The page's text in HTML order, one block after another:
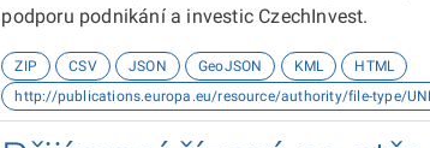
podporu podnikání a investic CzechInvest.
ZIP CSV JSON GeoJSON KML
HTML
http://publications.europa.eu/resource/authority/file-type/